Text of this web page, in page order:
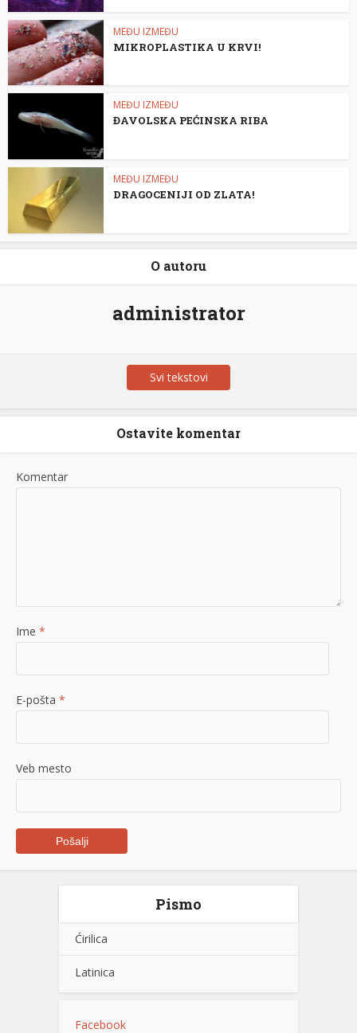
MEĐU IZMEĐU
MIKROPLASTIKA U KRVI!
MEĐU IZMEĐU
ĐAVOLSKA PEĆINSKA RIBA
MEĐU IZMEĐU
DRAGOCENIJI OD ZLATA!
O autoru
administrator
Svi tekstovi
Ostavite komentar
Komentar
Ime *
E-pošta *
Veb mesto
Pismo
Ćirilica
Latinica
Facebook